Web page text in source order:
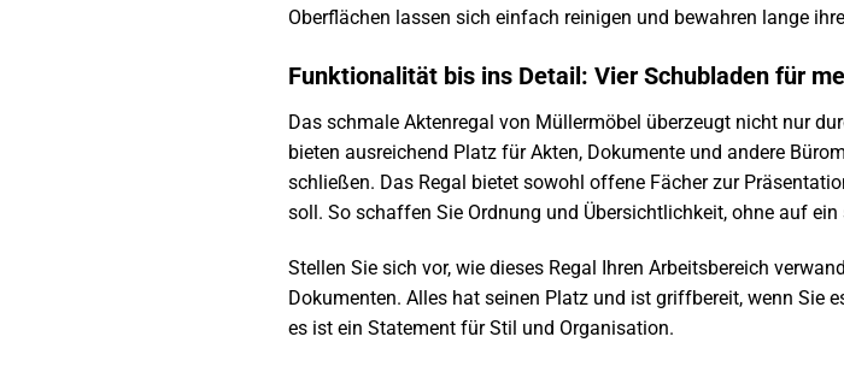
Oberflächen lassen sich einfach reinigen und bewahren lange
Funktionalität bis ins Detail: Vier Schubladen für
Das schmale Aktenregal von Müllermöbel überzeugt nicht nur
bieten ausreichend Platz für Akten, Dokumente und andere
schließen. Das Regal bietet sowohl offene Fächer zur
soll. So schaffen Sie Ordnung und Übersichtlichkeit, ohne auf
Stellen Sie sich vor, wie dieses Regal Ihren Arbeitsbereich
Dokumenten. Alles hat seinen Platz und ist griffbereit, wenn Sie
es ist ein Statement für Stil und Organisation.